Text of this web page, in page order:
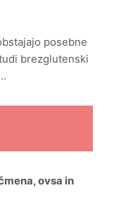
posebne
brezglutenski
ovsa in